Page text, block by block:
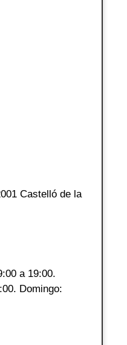
Castelló de la
a 19:00.
Domingo: